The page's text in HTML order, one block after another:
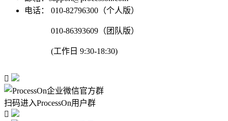
电话：
010-82796300（个人版）
010-86393609（团队版）
(工作日 9:30-18:30)

扫码进入ProcessOn用户群
